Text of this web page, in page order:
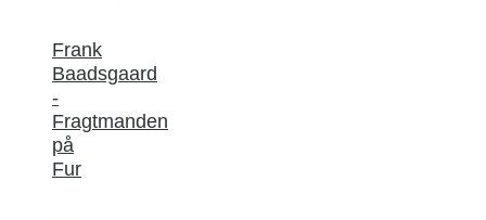
Frank
Baadsgaard
-
Fragtmanden
på
Fur